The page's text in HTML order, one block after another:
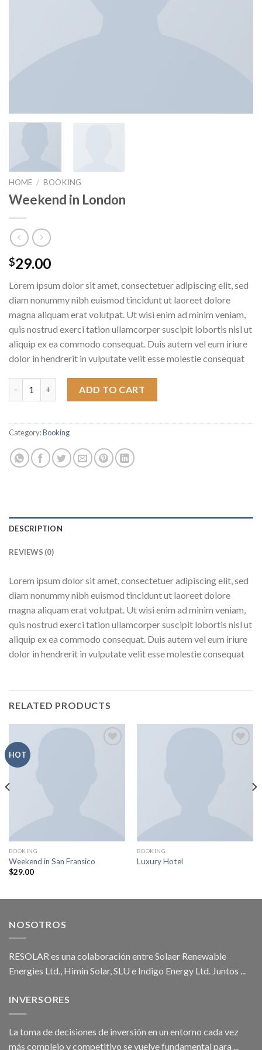
HOME / BOOKING
Weekend in London
$29.00
Lorem ipsum dolor sit amet, consectetuer adipiscing elit, sed
diam nonummy nibh euismod tincidunt ut laoreet dolore
magna aliquam erat volutpat. Ut wisi enim ad minim veniam,
quis nostrud exerci tation ullamcorper suscipit lobortis nisl ut
aliquip ex ea commodo consequat. Duis autem vel eum iriure
dolor in hendrerit in vulputate velit esse molestie consequat
ADD TO CART
Category:Booking
DESCRIPTION
REVIEWS (0)
Lorem ipsum dolor sit amet, consectetuer adipiscing elit, sed
diam nonummy nibh euismod tincidunt ut laoreet dolore
magna aliquam erat volutpat. Ut wisi enim ad minim veniam,
quis nostrud exerci tation ullamcorper suscipit lobortis nisl ut
aliquip ex ea commodo consequat. Duis autem vel eum iriure
dolor in hendrerit in vulputate velit esse molestie consequat
RELATED PRODUCTS
HOT
BOOKING
Weekend in San Fransico
$29.00
BOOKING
Luxury Hotel
NOSOTROS
RESOLAR es una colaboración entre Solaer Renewable
Energies Ltd., Himin Solar, SLU e Indigo Energy Ltd. Juntos ...
INVERSORES
La toma de decisiones de inversión en un entorno cada vez
más complejo y competitivo se vuelve fundamental para ...